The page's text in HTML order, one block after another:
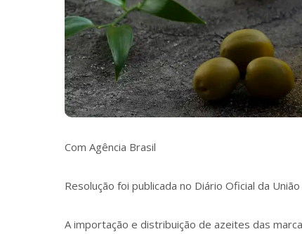
Com Agência Brasil
Resolução foi publicada no Diário Oficial da União
A importação e distribuição de azeites das